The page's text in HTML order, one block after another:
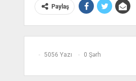
Paylaş
5056 Yazı 0 Şərh